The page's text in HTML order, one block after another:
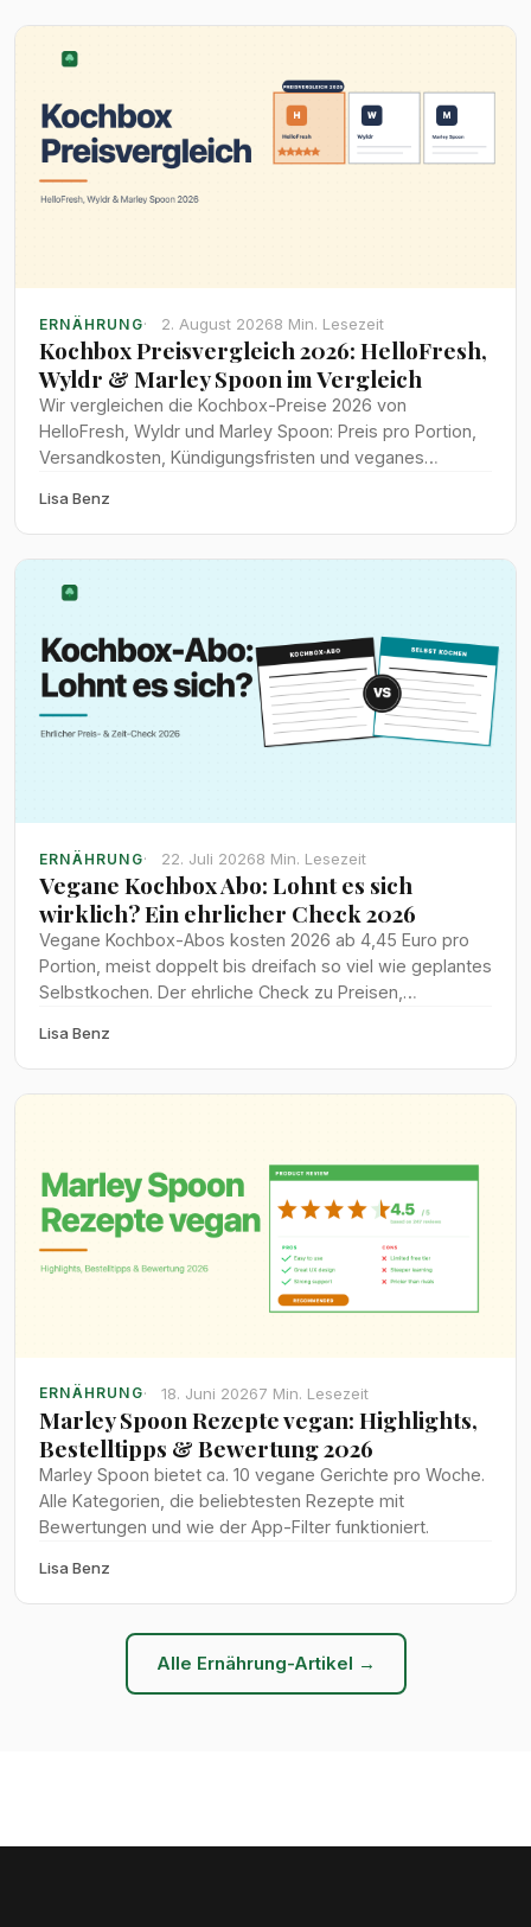
ERNÄHRUNG 2. August 20268 Min. Lesezeit
Kochbox Preisvergleich 2026: HelloFresh,
Wyldr & Marley Spoon im Vergleich
Wir vergleichen die Kochbox-Preise 2026 von
HelloFresh, Wyldr und Marley Spoon: Preis pro Portion,
Versandkosten, Kündigungsfristen und veganes
Lisa Benz
ERNÄHRUNG 22. Juli 20268 Min. Lesezeit
Vegane Kochbox Abo: Lohnt es sich
wirklich? Ein ehrlicher Check 2026
Vegane Kochbox-Abos kosten 2026 ab 4,45 Euro pro
Portion, meist doppelt bis dreifach so viel wie geplantes
Selbstkochen. Der ehrliche Check zu Preisen,
HelloFresh, Wyldr, Marley Spoon und Tischline.
Lisa Benz
ERNÄHRUNG 18. Juni 20267 Min. Lesezeit
Marley Spoon Rezepte vegan: Highlights,
Bestelltipps & Bewertung 2026
Marley Spoon bietet ca. 10 vegane Gerichte pro Woche.
Alle Kategorien, die beliebtesten Rezepte mit
Bewertungen und wie der App-Filter funktioniert.
Lisa Benz
Alle Ernährung-Artikel →